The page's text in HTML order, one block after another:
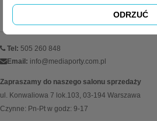
KONTAKT
Tel: 505 260 848
Email: info@mediaporty.com.pl
Zapraszamy do naszego salonu sprzedaży
ul. Konwaliowa 7 lok.103, 03-194 Warszawa
Czynne: Pn-Pt w godz: 9-17
ODRZUĆ